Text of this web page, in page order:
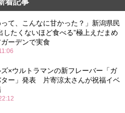
って、こんなに甘かった？」新潟県民
したくないほど食べる”極上えだまめ
ーデンで実食
×ウルトラマンの新フレーバー「ガ
ター」発表 片寄涼太さんが祝福イベ